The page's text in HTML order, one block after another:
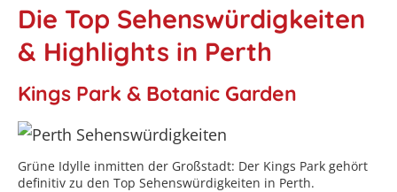
Die Top Sehenswürdigkeiten
& Highlights in Perth
Kings Park & Botanic Garden
Grüne Idylle inmitten der Großstadt: Der Kings Park gehört
definitiv zu den Top Sehenswürdigkeiten in Perth.